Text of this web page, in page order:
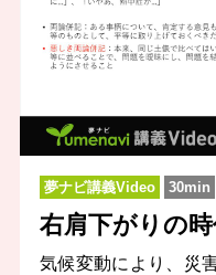
夢ナビ講義Video 30min
右肩下がりの
気候変動により、災